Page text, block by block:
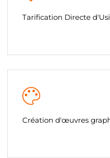
Tarification Directe
Création d'œuvres